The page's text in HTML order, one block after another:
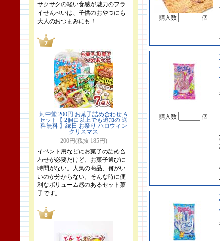
サクサクの軽い食感が魅力のフラ
イせんべいは、子供のおやつにも
大人のおつまみにも！
河中堂 200円 お菓子詰め合わせ A
セット【 2個口以上でも追加の 送
料無料 】縁日 お祭り ハロウィン
クリスマス
200円(税抜 185円)
イベント用などにお菓子の詰め合
わせが必要だけど、お菓子選びに
時間がない。人気の商品、何がい
いのか分からない。そんな時に便
利なボリューム感のあるセット菓
子です。
購入数 個
購入数 個